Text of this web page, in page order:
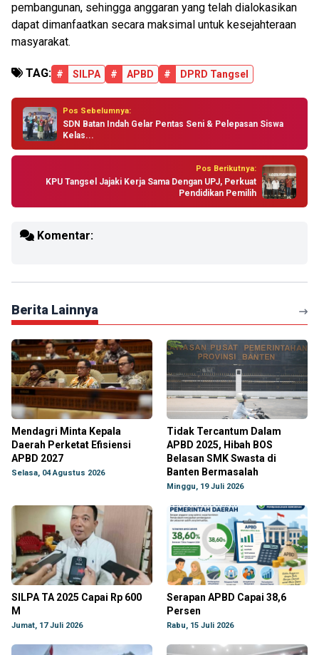
pembangunan, sehingga anggaran yang telah dialokasikan
dapat dimanfaatkan secara maksimal untuk kesejahteraan
masyarakat.
TAG: # SILPA # APBD # DPRD Tangsel
Pos Sebelumnya:
SDN Batan Indah Gelar Pentas Seni & Pelepasan Siswa
Kelas...
Pos Berikutnya:
KPU Tangsel Jajaki Kerja Sama Dengan UPJ, Perkuat
Pendidikan Pemilih
Komentar:
Berita Lainnya
Mendagri Minta Kepala
Daerah Perketat Efisiensi
APBD 2027
Selasa, 04 Agustus 2026
Tidak Tercantum Dalam
APBD 2025, Hibah BOS
Belasan SMK Swasta di
Banten Bermasalah
Minggu, 19 Juli 2026
SILPA TA 2025 Capai Rp 600
M
Jumat, 17 Juli 2026
Serapan APBD Capai 38,6
Persen
Rabu, 15 Juli 2026